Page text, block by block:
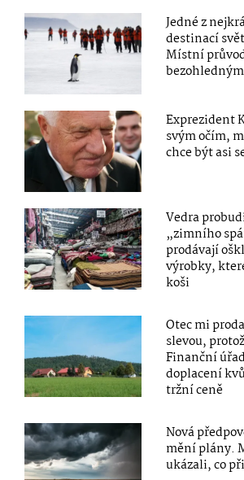
Jedné z
destinací
Místní
Exprezident
svým očím,
chce být asi
Vedra
„zimního
prodávají
výrobky,
koši
Otec mi
slevou,
Finanční
doplacení
tržní ceně
Nová
mění plány.
ukázali, co